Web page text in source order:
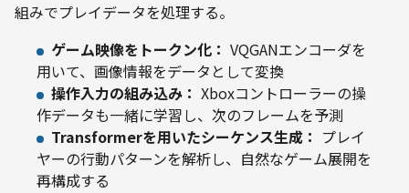
組みでプレイデータを処理する。
ゲーム映像をトークン化： VQGANエンコーダを
用いて、画像情報をデータとして変換
操作入力の組み込み： Xboxコントローラーの操
作データも一緒に学習し、次のフレームを予測
Transformerを用いたシーケンス生成： プレイ
ヤーの行動パターンを解析し、自然なゲーム展開を
再構成する